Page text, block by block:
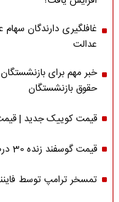
عدالت
خبر مهم برای
حقوق بازنشستگان
قیمت کوییک جدید | قیمت این مدل
قیمت گوسفند زنده 30 درصد ریخت
تمسخر ترامپ توسط